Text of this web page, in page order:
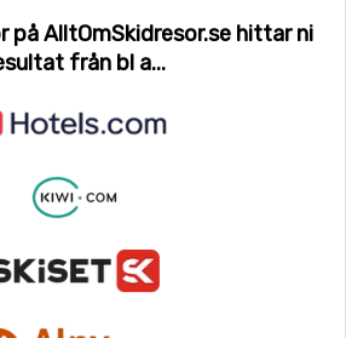
på AlltOmSkidresor.se hittar ni
från bl a...